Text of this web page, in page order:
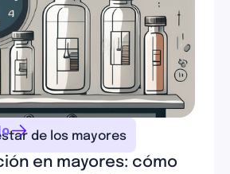
crucial revisar regularmente con
si todos los medicamentos
necesarios.
de los mayores
en mayores: cómo